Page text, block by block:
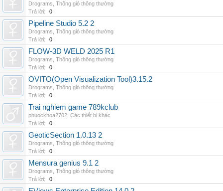
Drograms Thông gió thông thường
Trả lời:
0
Pipeline Studio 5.2 2
Drograms Thông gió thông thường
Trả lời:
0
FLOW-3D WELD 2025 R1
Drograms Thông gió thông thường
Trả lời:
0
OVITO(Open Visualization Tool)3.15.2
Drograms Thông gió thông thường
Trả lời:
0
Trai nghiem game 789kclub
phuockhoa2702 Các thiết bị khác
Trả lời:
0
GeoticSection 1.0.13 2
Drograms Thông gió thông thường
Trả lời:
0
Mensura genius 9.1 2
Drograms Thông gió thông thường
Trả lời:
0